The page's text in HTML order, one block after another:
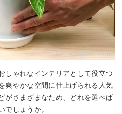
By:amazon.co.jp
しゃれなインテリアとして役立つ
爽やかな空間に仕上げられる人気
がさまざまなため、どれを選べば
でしょうか。